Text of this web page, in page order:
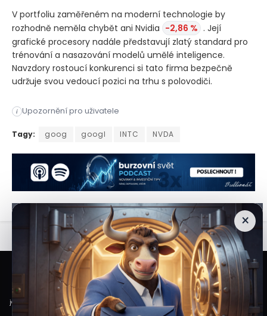
V portfoliu zaměřeném na moderní technologie by
rozhodně neměla chybět ani Nvidia -2,86 % . Její
grafické procesory nadále představují zlatý standard pro
trénování a nasazování modelů umělé inteligence.
Navzdory rostoucí konkurenci si tato firma bezpečně
udržuje svou vedoucí pozici na trhu s polovodiči.
i Upozornění pro uživatele
Začít s investováním nevyžaduje obrovský kapitál. Díky
Tagy: goog googl INTC NVDA
×
Veškeré informace a materiály zveřejněné na internetových stránkách
Burzovního Světa vycházejí z veřejně dostupných a důvěryhodných zdrojů. Při
jejich zpracování je postupováno s odbornou péčí a cílem poskytovat čtenářům